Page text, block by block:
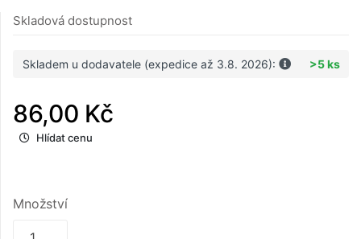
Skladová dostupnost
Skladem u dodavatele (expedice až 3.8. 2026): >5 ks
86,00 Kč
Hlídat cenu
Množství